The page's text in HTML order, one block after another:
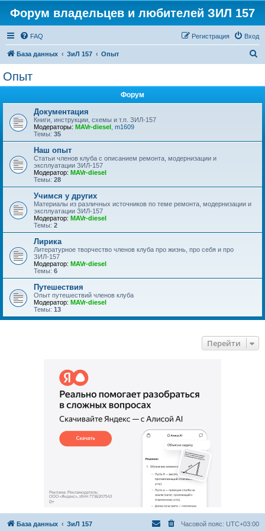
Форум владельцев и любителей ЗИЛ 157
FAQ Вход
Регистрация
База данных ЗиЛ 157 Опыт
Опыт
Форум
Документация
Книги, инструкции, схемы и т.п. ЗИЛ-157
Модераторы: MAVr-diesel m1609
Темы: 35
Наш опыт
Статьи членов клуба с описанием ремонта, модернизации и
эксплуатации ЗИЛ-157
Модератор: MAVr-diesel
Темы: 28
Учимся у других
Материалы из различных источников по теме ремонта, модернизации и
эксплуатации ЗИЛ-157
Модератор: MAVr-diesel
Темы: 2
Лирика
Литературное творчество членов клуба про жизнь, про себя и про
ЗИЛ-157
Модератор: MAVr-diesel
Темы: 6
Путешествия
Опыт путешествий членов клуба
Модератор: MAVr-diesel
Темы: 13
Перейти
База данных ЗиЛ 157 Часовой пояс: UTC+03:00